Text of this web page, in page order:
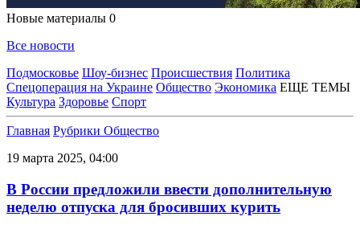
Новые материалы 0
Все новости
Подмосковье Шоу-бизнес Происшествия Политика
Спецоперация на Украине Общество Экономика ЕЩЕ ТЕМЫ
Культура Здоровье Спорт
Главная Рубрики Общество
19 марта 2025, 04:00
В России предложили ввести дополнительную
неделю отпуска для бросивших курить